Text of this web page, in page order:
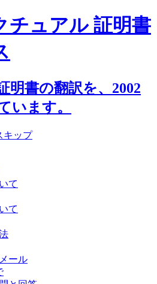
チュアル 証明書
明書の翻訳を、2002
います。
キップ
て
て
ール